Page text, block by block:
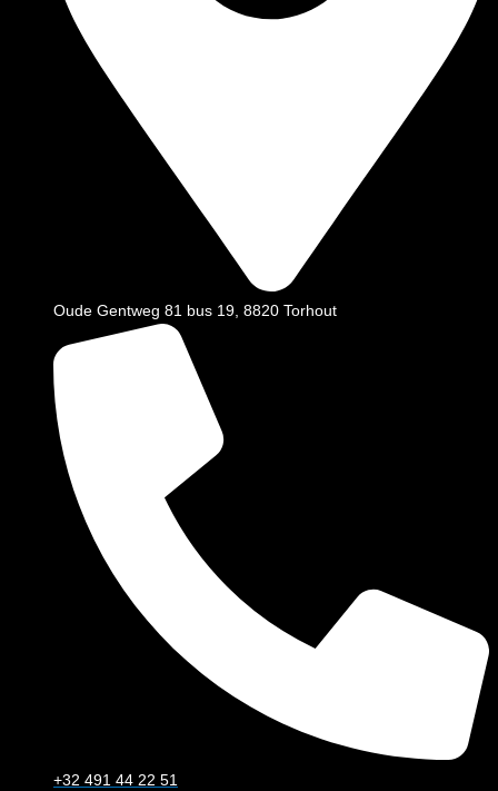
Oude Gentweg 81 bus 19, 8820 Torhout
+32 491 44 22 51